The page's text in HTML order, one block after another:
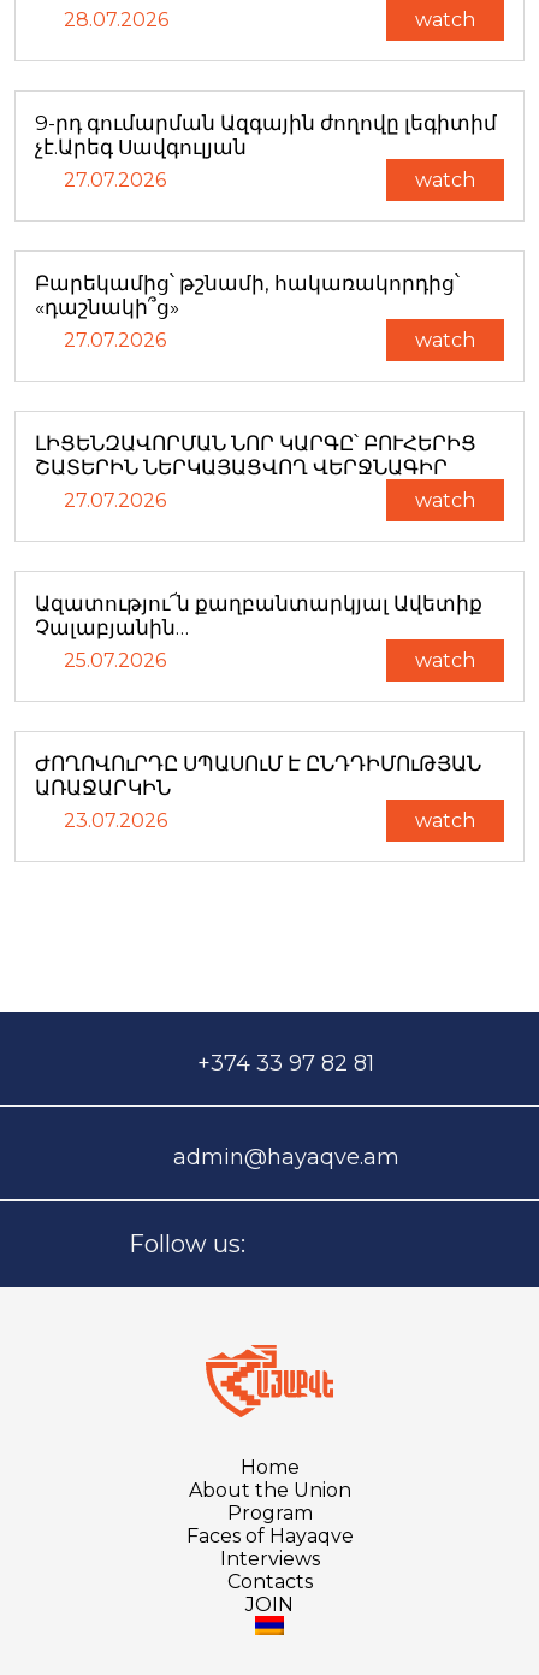
28.07.2026 watch
9-րդ գումարման Ազգային ժողովը լեգիտիմ
չէ.Արեգ Սավգուլյան
27.07.2026 watch
Բարեկամից՝ թշնամի, հակառակորդից՝
«դաշնակի՞ց»
27.07.2026 watch
ԼԻՑԵՆԶԱՎՈՐՄԱՆ ՆՈՐ ԿԱՐԳԸ՝ ԲՈՒՀԵՐԻՑ
ՇԱՏԵՐԻՆ ՆԵՐԿԱՅԱՑՎՈՂ ՎԵՐՋՆԱԳԻՐ
27.07.2026 watch
Ազատությու՜ն քաղբանտարկյալ Ավետիք
Չալաբյանին…
25.07.2026 watch
ԺՈՂՈՎՈւՐԴԸ ՍՊԱՍՈւՄ Է ԸՆԴԴԻՄՈւԹՅԱՆ
ԱՌԱՋԱՐԿԻՆ
23.07.2026 watch
+374 33 97 82 81
admin@hayaqve.am
Follow us:
Home
About the Union
Program
Faces of Hayaqve
Interviews
Contacts
JOIN